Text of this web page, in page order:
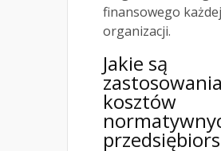
finansowego każdej
organizacji.
Jakie są
zastosowania
kosztów